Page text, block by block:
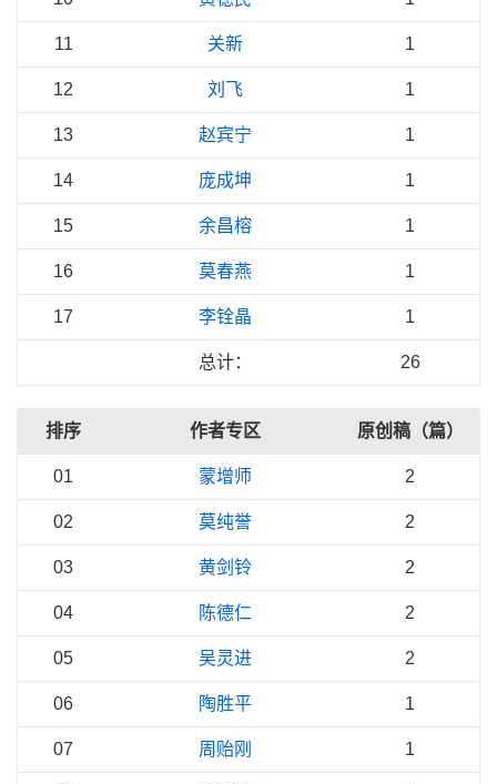
11 关新 1
12 刘飞 1
13 赵宾宁 1
14 庞成坤 1
15 余昌榕 1
16 莫春燕 1
17 李铨晶 1
总计： 26
排序 作者专区 原创稿（篇）
01 蒙增师 2
02 莫纯誉 2
03 黄剑铃 2
04 陈德仁 2
05 吴灵进 2
06 陶胜平 1
07 周贻刚 1